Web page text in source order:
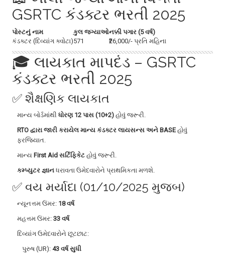
GSRTC કંડક્ટર ભરતી 2025
પોસ્ટનું નામ કુલ જગ્યાઓનક્કી પગાર (5 વર્ષ)
કંડક્ટર (દિવ્યાંગ ક્વોટા)571 ₹26,000/- પ્રતિ મહિના
🎓 લાયકાત માપદંડ – GSRTC
કંડક્ટર ભરતી 2025
✅ શૈક્ષણિક લાયકાત
માન્ય બોર્ડમાંથી ધોરણ 12 પાસ (10+2) હોવું જરૂરી.
RTO દ્વારા જારી કરાયેલ માન્ય કંડક્ટર લાયસન્સ અને BASEહોવું
ફરજિયાત.
માન્ય First Aid સર્ટિફિકેટ હોવું જરૂરી.
કમ્પ્યુટર જ્ઞાન ધરાવતા ઉમેદવારોને પ્રાથમિકતા મળશે.
✅ વય મર્યાદા (01/10/2025 મુજબ)
ન્યૂનત્તમ ઉંમર: 18 વર્ષ
મહત્તમ ઉંમર: 33 વર્ષ
દિવ્યાંગ ઉમેદવારોને છૂટછાટ:
પુરુષ (UR): 43 વર્ષ સુધી